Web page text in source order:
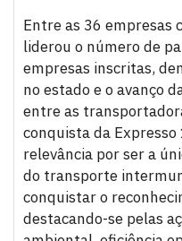
Entre as 36 empresas
liderou o número de
empresas inscritas,
no estado e o avanço
entre as
conquista da
relevância por ser a
do transporte
conquistar o
destacando-se pelas